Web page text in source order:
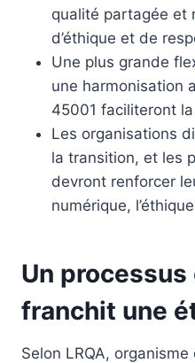
qualité partagée et
d’éthique et de
Une plus grande
une harmonisation
45001 faciliteront
Les organisations
la transition, et les
devront renforcer
numérique,
Un
franchit une
Selon LRQA,